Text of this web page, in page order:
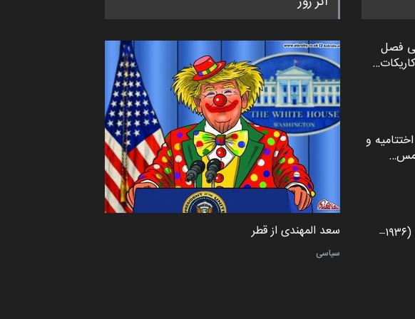
پنجمین مسابقۀ بین‌المللی کارتون
CARTUNION ، …
مهلت 3 ماه دیگر
جشنواره بین‌المللی کارتون مدارس
پرتغال، ۲۰۲۷
فصل
و
مس…
به یاد اردوغان باشول (۱۹۳۶–
سعد المهندی از قطر
سیاسی